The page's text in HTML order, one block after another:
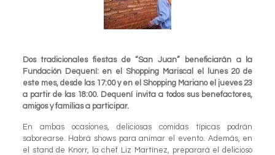
Dos tradicionales fiestas de “San Juan” beneficiarán a la
Fundación Dequení: en el Shopping Mariscal el lunes 20 de
este mes, desde las 17:00 y en el Shopping Mariano el jueves 23
a partir de las 18:00. Dequení invita a todos sus benefactores,
amigos y familias a participar.
En ambas ocasiones, deliciosas comidas típicas podrán
saborearse. Habrá shows para animar el evento. Además, en
el stand de Knorr, la chef Liz Martínez, preparará el delicioso